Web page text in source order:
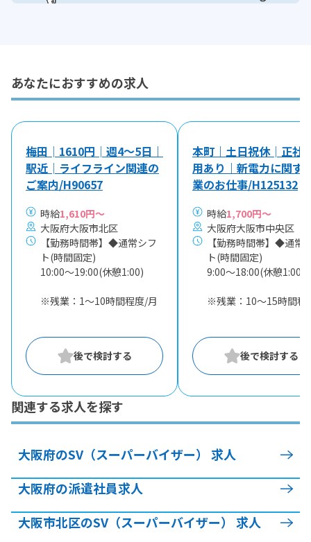
あなたにおすすめの求人
梅田│1610円│週4～5日｜
駅近│ライフライン関連の
ご案内/H90657
時給1,610円～
大阪府大阪市北区
【勤務時間帯】◆通常シフ
ト(時間固定)
10:00〜19:00(休憩1:00)
※残業：1〜10時間程度/月
本町｜土日祝休│正社
用あり｜新電力に関す
業のお仕事/H125132
時給1,700円～
大阪府大阪市中央区
【勤務時間帯】◆通常
ト(時間固定)
9:00〜18:00(休憩1:00)
※残業：10〜15時間程
関連する求人を探す
大阪府のSV（スーパーバイザー） 求人
大阪府の派遣社員求人
大阪市北区のSV（スーパーバイザー） 求人